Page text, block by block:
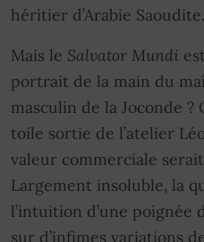
héritier d’Arabie Saoudite.
Mais le Salvator Mundi
portrait de la main du
masculin de la Joconde ?
toile sortie de l’atelier
valeur commerciale
Largement insoluble, la
l’intuition d’une poignée
sur d’infimes variations